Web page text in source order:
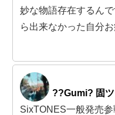
妙な物語存在するん
ら出来なかった自分
??Gumi? 固
SixTONES一般発売